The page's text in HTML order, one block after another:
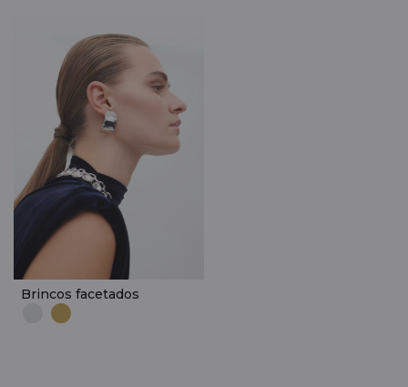
Brincos facetados